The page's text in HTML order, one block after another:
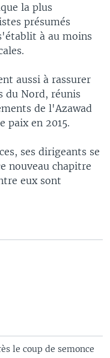
la plus
présumés
à au moins
aussi à rassurer
du Nord, réunis
de l'Azawad
paix en 2015.
ses dirigeants se
nouveau chapitre
eux sont
le coup de semonce